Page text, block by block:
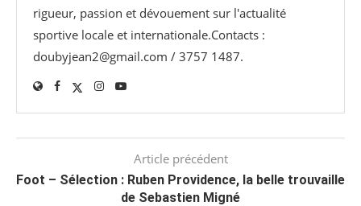
rigueur, passion et dévouement sur l'actualité
sportive locale et internationale.Contacts :
doubyjean2@gmail.com / 3757 1487.
Article précédent
Foot – Sélection : Ruben Providence, la belle trouvaille
de Sebastien Migné